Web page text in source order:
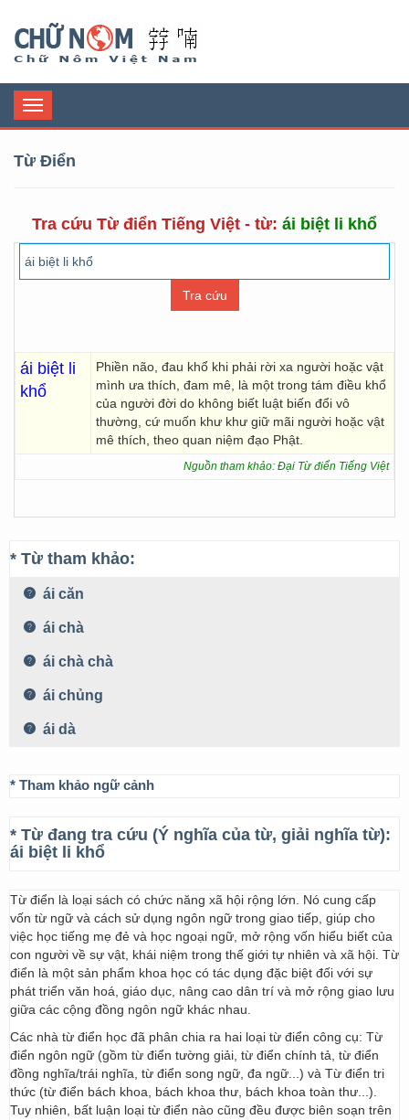
Toggle
navigation
Từ Điển
Tra cứu Từ điển Tiếng Việt - từ: ái biệt li khổ
ái biệt li
khổ
Phiền não, đau khổ khi phải rời xa người hoặc vật
mình ưa thích, đam mê, là một trong tám điều khổ
của người đời do không biết luật biến đổi vô
thường, cứ muốn khư khư giữ mãi người hoặc vật
mê thích, theo quan niệm đạo Phật.
Nguồn tham khảo: Đại Từ điển Tiếng Việt
* Từ tham khảo:
ái căn
ái chà
ái chà chà
ái chủng
ái dà
* Tham khảo ngữ cảnh
* Từ đang tra cứu (Ý nghĩa của từ, giải nghĩa từ):
ái biệt li khổ
Từ điển là loại sách có chức năng xã hội rộng lớn. Nó cung cấp
vốn từ ngữ và cách sử dụng ngôn ngữ trong giao tiếp, giúp cho
việc học tiếng mẹ đẻ và học ngoại ngữ, mở rộng vốn hiểu biết của
con người về sự vật, khái niệm trong thế giới tự nhiên và xã hội. Từ
điển là một sản phẩm khoa học có tác dụng đặc biệt đối với sự
phát triển văn hoá, giáo dục, nâng cao dân trí và mở rộng giao lưu
giữa các cộng đồng ngôn ngữ khác nhau.
Các nhà từ điển học đã phân chia ra hai loại từ điển công cụ: Từ
điển ngôn ngữ (gồm từ điển tường giải, từ điển chính tả, từ điển
đồng nghĩa/trái nghĩa, từ điển song ngữ, đa ngữ...) và Từ điển tri
thức (từ điển bách khoa, bách khoa thư, bách khoa toàn thư...).
Tuy nhiên, bất luận loại từ điển nào cũng đều được biên soạn trên